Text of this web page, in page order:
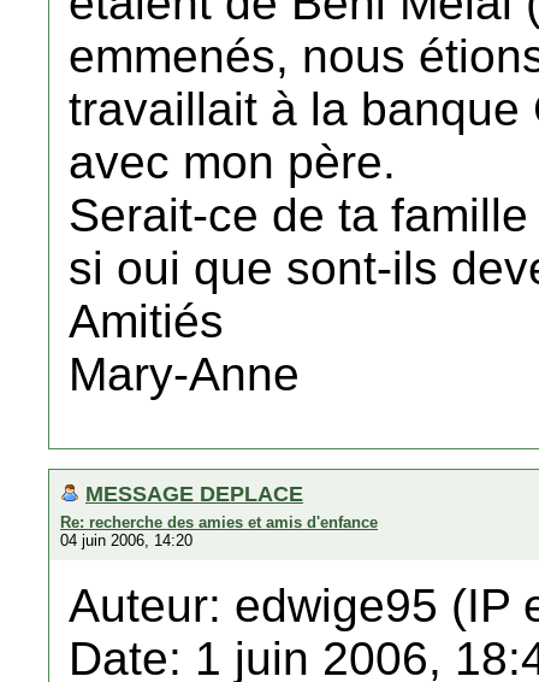
emmenés, nous
travaillait à la banque
avec mon père.
Serait-ce de ta famille
si oui que sont-ils
Amitiés
Mary-Anne
MESSAGE DEPLACE
Re: recherche des amies et amis d'enfance
04 juin 2006, 14:20
Auteur: edwige95 (IP
Date: 1 juin 2006,